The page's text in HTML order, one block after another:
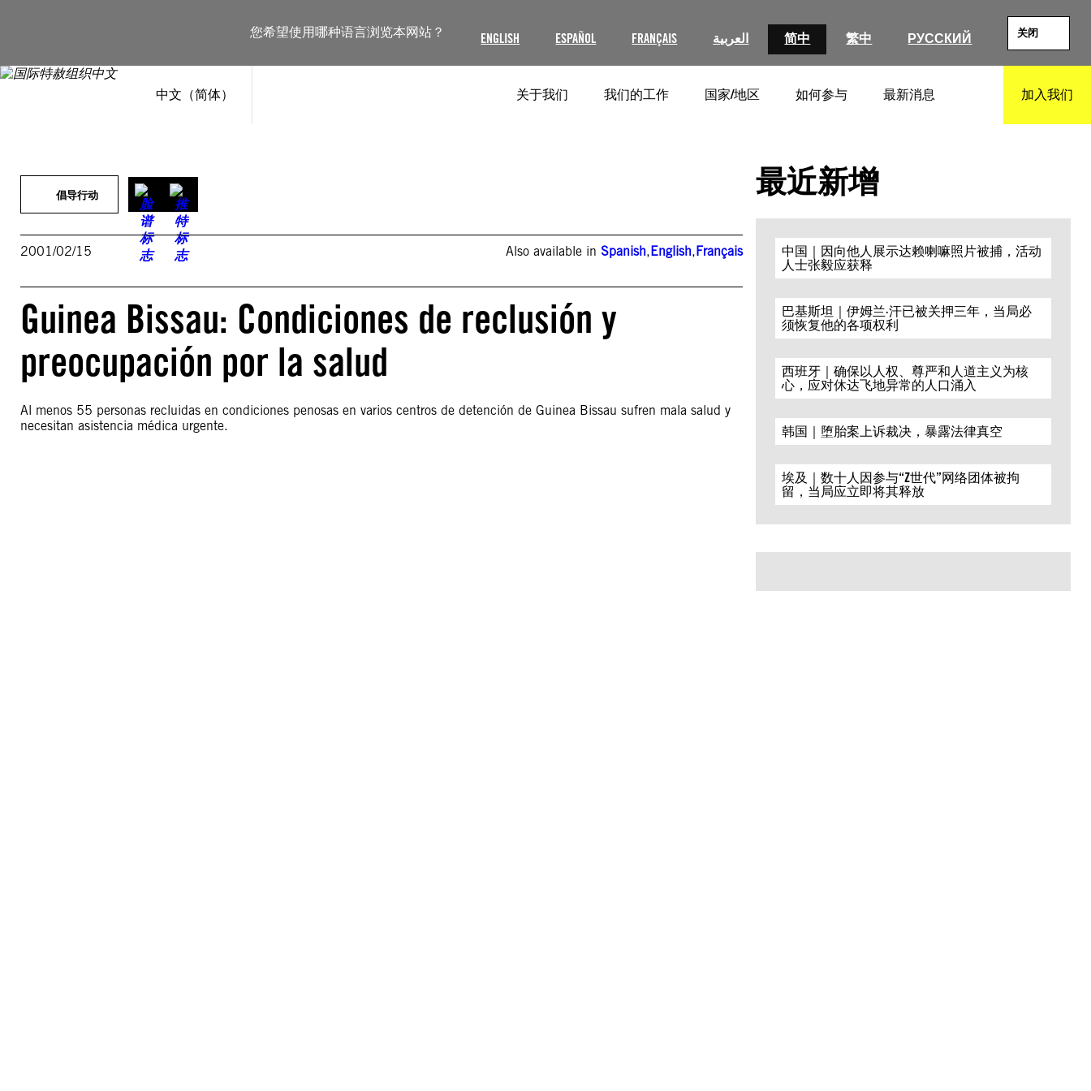
您希望使用哪种语言浏览本网站？ ENGLISH ESPAÑOL FRANÇAIS العربية 简中 繁中 РУССКИЙ 关闭
中文（简体） 关于我们 我们的工作 国家/地区 如何参与 最新消息 加入我们
倡导行动
2001/02/15 Also available inSpanish,English,Français
Guinea Bissau: Condiciones de reclusión y
preocupación por la salud
Al menos 55 personas recluidas en condiciones penosas en varios centros de detención de Guinea Bissau sufren mala salud y
necesitan asistencia médica urgente.
最近新增
中国｜因向他人展示达赖喇嘛照片被捕，活动
人士张毅应获释
巴基斯坦｜伊姆兰·汗已被关押三年，当局必
须恢复他的各项权利
西班牙｜确保以人权、尊严和人道主义为核
心，应对休达飞地异常的人口涌入
韩国｜堕胎案上诉裁决，暴露法律真空
埃及｜数十人因参与“Z世代”网络团体被拘
留，当局应立即将其释放